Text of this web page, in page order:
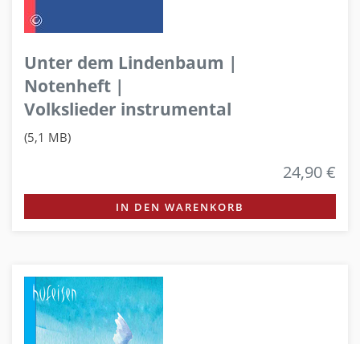
Unter dem Lindenbaum |
Notenheft |
Volkslieder instrumental
(5,1 MB)
24,90 €
IN DEN WARENKORB